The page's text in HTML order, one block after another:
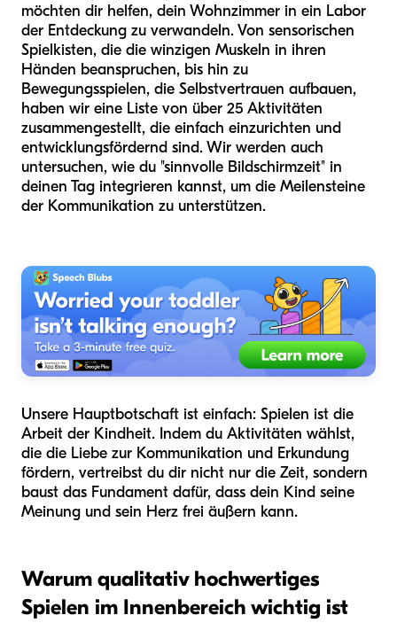
möchten dir helfen, dein Wohnzimmer in ein Labor
der Entdeckung zu verwandeln. Von sensorischen
Spielkisten, die die winzigen Muskeln in ihren
Händen beanspruchen, bis hin zu
Bewegungsspielen, die Selbstvertrauen aufbauen,
haben wir eine Liste von über 25 Aktivitäten
zusammengestellt, die einfach einzurichten und
entwicklungsfördernd sind. Wir werden auch
untersuchen, wie du "sinnvolle Bildschirmzeit" in
deinen Tag integrieren kannst, um die Meilensteine
der Kommunikation zu unterstützen.
Unsere Hauptbotschaft ist einfach: Spielen ist die
Arbeit der Kindheit. Indem du Aktivitäten wählst,
die die Liebe zur Kommunikation und Erkundung
fördern, vertreibst du dir nicht nur die Zeit, sondern
baust das Fundament dafür, dass dein Kind seine
Meinung und sein Herz frei äußern kann.
Warum qualitativ hochwertiges
Spielen im Innenbereich wichtig ist